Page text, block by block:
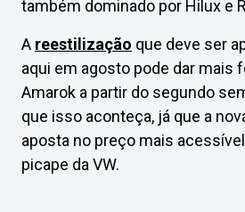
também dominado por Hilux e
A reestilização que deve ser
aqui em agosto pode dar mais
Amarok a partir do segundo
que isso aconteça, já que a
aposta no preço mais
picape da VW.